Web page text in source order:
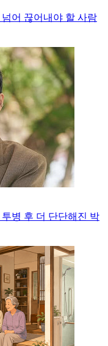
어 끊어내야 할 사람
병 후 더 단단해진 박